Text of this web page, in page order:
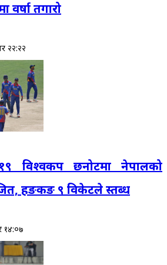
वर्षा तगारो
२२:२२
विश्वकप छनोटमा नेपालको
हङकङ ९ विकेटले स्तब्ध
१४:०७